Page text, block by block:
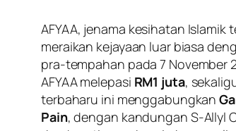
AFYAA, jenama kesihatan
meraikan kejayaan luar biasa
pra-tempahan pada 7 November
AFYAA melepasi RM1 juta,
terbaharu ini menggabungkan
Pain, dengan kandungan S-Allyl